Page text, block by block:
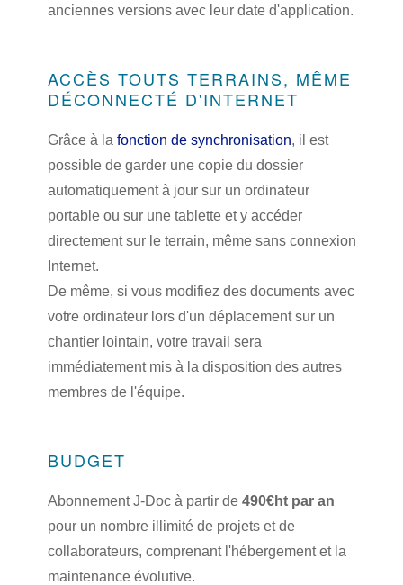
anciennes versions avec leur date d'application.
ACCÈS TOUTS TERRAINS, MÊME
DÉCONNECTÉ D'INTERNET
Grâce à la fonction de synchronisation, il est
possible de garder une copie du dossier
automatiquement à jour sur un ordinateur
portable ou sur une tablette et y accéder
directement sur le terrain, même sans connexion
Internet.
De même, si vous modifiez des documents avec
votre ordinateur lors d'un déplacement sur un
chantier lointain, votre travail sera
immédiatement mis à la disposition des autres
membres de l'équipe.
BUDGET
Abonnement J-Doc à partir de 490€ht par an
pour un nombre illimité de projets et de
collaborateurs, comprenant l'hébergement et la
maintenance évolutive.